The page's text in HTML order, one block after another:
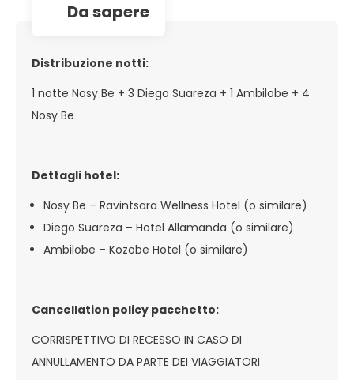
da sapere
Distribuzione notti:
1 notte Nosy Be + 3 Diego Suareza + 1 Ambilobe + 4
Nosy Be
Dettagli hotel:
Nosy Be – Ravintsara Wellness Hotel (o similare)
Diego Suareza – Hotel Allamanda (o similare)
Ambilobe – Kozobe Hotel (o similare)
Cancellation policy pacchetto:
CORRISPETTIVO DI RECESSO IN CASO DI
ANNULLAMENTO DA PARTE DEI VIAGGIATORI